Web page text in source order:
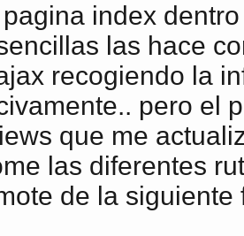
index
las hace
recogiendo la
pero el
que me
las diferentes
de la siguiente